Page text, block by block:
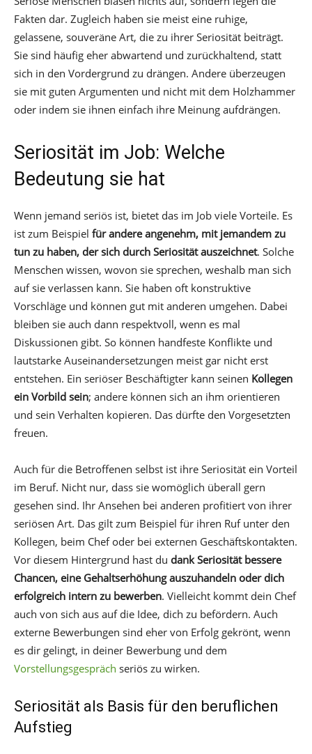
Fakten dar. Zugleich haben sie meist eine ruhige,
gelassene, souveräne Art, die zu ihrer Seriosität beiträgt.
Sie sind häufig eher abwartend und zurückhaltend, statt
sich in den Vordergrund zu drängen. Andere überzeugen
sie mit guten Argumenten und nicht mit dem Holzhammer
oder indem sie ihnen einfach ihre Meinung aufdrängen.
Seriosität im Job: Welche
Bedeutung sie hat
Wenn jemand seriös ist, bietet das im Job viele Vorteile. Es
ist zum Beispiel für andere angenehm, mit jemandem zu
tun zu haben, der sich durch Seriosität auszeichnet. Solche
Menschen wissen, wovon sie sprechen, weshalb man sich
auf sie verlassen kann. Sie haben oft konstruktive
Vorschläge und können gut mit anderen umgehen. Dabei
bleiben sie auch dann respektvoll, wenn es mal
Diskussionen gibt. So können handfeste Konflikte und
lautstarke Auseinandersetzungen meist gar nicht erst
entstehen. Ein seriöser Beschäftigter kann seinen Kollegen
ein Vorbild sein; andere können sich an ihm orientieren
und sein Verhalten kopieren. Das dürfte den Vorgesetzten
freuen.
Auch für die Betroffenen selbst ist ihre Seriosität ein Vorteil
im Beruf. Nicht nur, dass sie womöglich überall gern
gesehen sind. Ihr Ansehen bei anderen profitiert von ihrer
seriösen Art. Das gilt zum Beispiel für ihren Ruf unter den
Kollegen, beim Chef oder bei externen Geschäftskontakten.
Vor diesem Hintergrund hast du dank Seriosität bessere
Chancen, eine Gehaltserhöhung auszuhandeln oder dich
erfolgreich intern zu bewerben. Vielleicht kommt dein Chef
auch von sich aus auf die Idee, dich zu befördern. Auch
externe Bewerbungen sind eher von Erfolg gekrönt, wenn
es dir gelingt, in deiner Bewerbung und dem
Vorstellungsgespräch seriös zu wirken.
Seriosität als Basis für den beruflichen
Aufstieg